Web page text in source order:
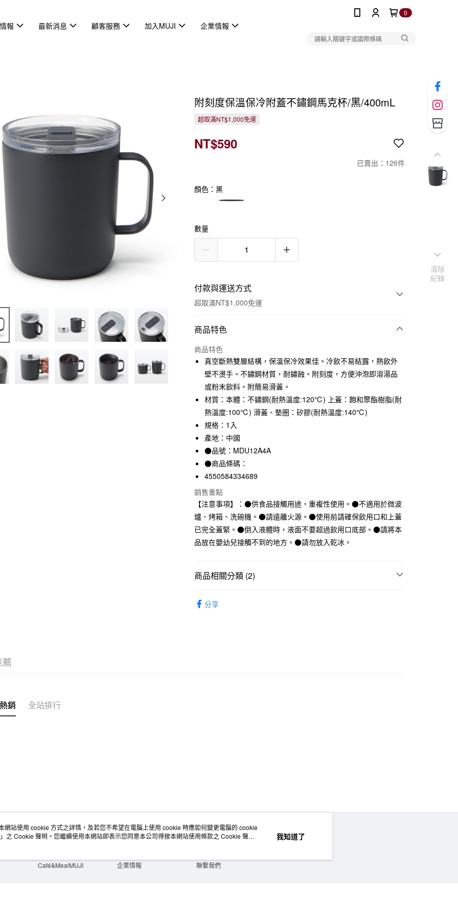
0
報 最新消息 顧客服務 加入MUJI 企業情報
附刻度保溫保冷附蓋不鏽鋼馬克杯/黑/400mL
超取滿NT$1,000免運
NT$590
已賣出：126件
顏色：黑
數量
付款與運送方式
超取滿NT$1,000免運
付款方式
信用卡一次付款
信用卡分期付款
3 期 0 利率 每期NT$196
合作金庫商業銀行
第一商業銀行
華南商業銀行
彰化商業銀行
上海商業儲蓄銀行
國泰世華商業銀行
臺灣中小企業銀行
匯豐（台灣）商業銀行
聯邦商業銀行
元大商業銀行
台新國際商業銀行
台灣樂天信用卡公司
超商取貨付款
LINE Pay
Apple Pay
街口支付
悠遊付
運送方式
全家取貨付款
每筆NT$65，滿NT$1,000(含以上)免運費
每筆NT$65，滿NT$1,000(含以上)免運費
每筆NT$65，滿NT$1,000(含以上)免運費
商品特色
商品特色
真空斷熱雙層結構，保溫保冷效果佳。冷飲不易結露，熱飲外
壁不燙手。不鏽鋼材質，耐鏽蝕。附刻度，方便沖泡即溶湯品
或粉末飲料。附簡易滑蓋。
材質：本體：不鏽鋼(耐熱溫度:120℃) 上蓋：飽和聚酯樹脂(耐
熱溫度:100℃) 滑蓋、墊圈：矽膠(耐熱溫度:140℃)
規格：1入
產地：中國
●品號：MDU12A4A
●商品條碼：
4550584334689
銷售重點
【注意事項】：●供食品接觸用途，重複性使用。●不適用於微波
爐、烤箱、洗碗機。●請遠離火源。●使用前請確保飲用口和上蓋
已完全蓋緊。●倒入液體時，液面不要超過飲用口底部。●請將本
品放在嬰幼兒接觸不到的地方。●請勿放入乾冰。
商品相關分類 (2)
分享
銷 全站排行
店舖情報
門市服務
Café&MealMUJI
空間改造企劃服務
大宗採購
企業情報
會員服務
人才招募
聯繫我們
清除
紀錄
網站使用 cookie 方式之詳情，及若您不希望在電腦上使用 cookie 時應如何變更電腦的 cookie
」之 Cookie 聲明。您繼續使用本網站即表示您同意本公司得按本網站使用條款之 Cookie 聲明
我知道了